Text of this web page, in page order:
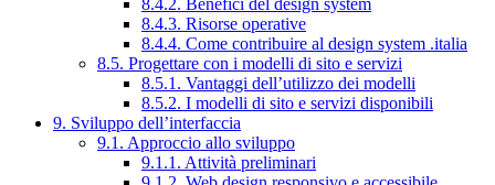
8.4.3. Risorse operative
8.4.4. Come contribuire al design system .italia
8.5. Progettare con i modelli di sito e servizi
8.5.1. Vantaggi dell’utilizzo dei modelli
8.5.2. I modelli di sito e servizi disponibili
9. Sviluppo dell’interfaccia
9.1. Approccio allo sviluppo
9.1.1. Attività preliminari